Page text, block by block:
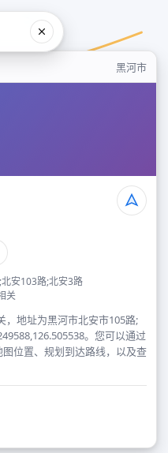
黑河市
安103路;北安3路
关
，地址为黑河市北安市105路;
。您可以通过
位置、规划到达路线，以及查